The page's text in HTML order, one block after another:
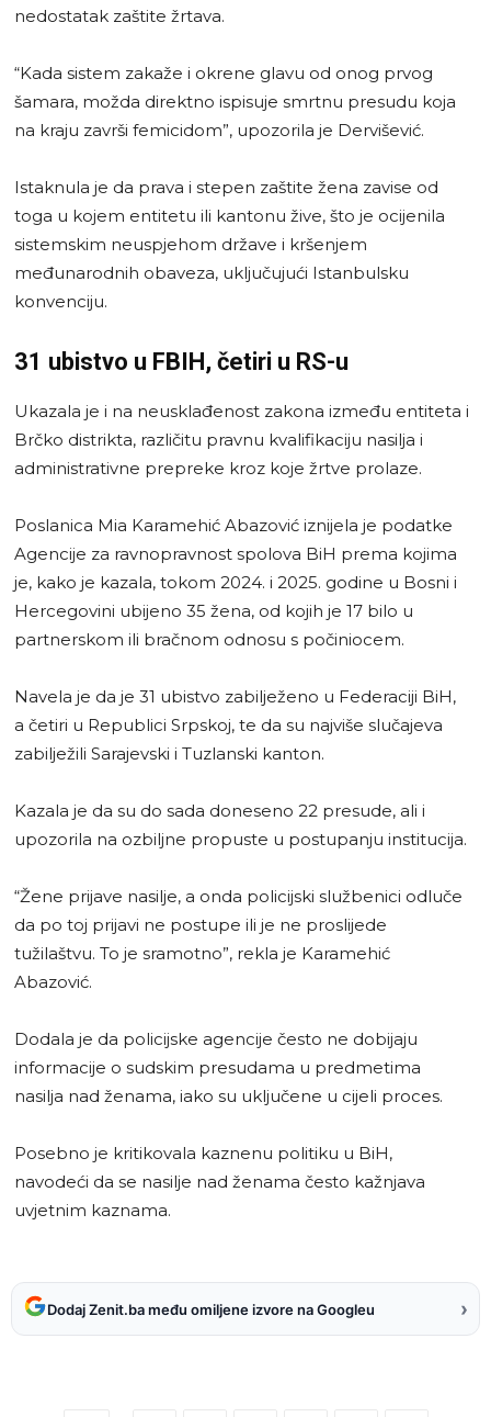
nedostatak zaštite žrtava.
“Kada sistem zakaže i okrene glavu od onog prvog
šamara, možda direktno ispisuje smrtnu presudu koja
na kraju završi femicidom”, upozorila je Dervišević.
Istaknula je da prava i stepen zaštite žena zavise od
toga u kojem entitetu ili kantonu žive, što je ocijenila
sistemskim neuspjehom države i kršenjem
međunarodnih obaveza, uključujući Istanbulsku
konvenciju.
31 ubistvo u FBIH, četiri u RS-u
Ukazala je i na neusklađenost zakona između entiteta i
Brčko distrikta, različitu pravnu kvalifikaciju nasilja i
administrativne prepreke kroz koje žrtve prolaze.
Poslanica Mia Karamehić Abazović iznijela je podatke
Agencije za ravnopravnost spolova BiH prema kojima
je, kako je kazala, tokom 2024. i 2025. godine u Bosni i
Hercegovini ubijeno 35 žena, od kojih je 17 bilo u
partnerskom ili bračnom odnosu s počiniocem.
Navela je da je 31 ubistvo zabilježeno u Federaciji BiH,
a četiri u Republici Srpskoj, te da su najviše slučajeva
zabilježili Sarajevski i Tuzlanski kanton.
Kazala je da su do sada doneseno 22 presude, ali i
upozorila na ozbiljne propuste u postupanju institucija.
“Žene prijave nasilje, a onda policijski službenici odluče
da po toj prijavi ne postupe ili je ne proslijede
tužilaštvu. To je sramotno”, rekla je Karamehić
Abazović.
Dodala je da policijske agencije često ne dobijaju
informacije o sudskim presudama u predmetima
nasilja nad ženama, iako su uključene u cijeli proces.
Posebno je kritikovala kaznenu politiku u BiH,
navodeći da se nasilje nad ženama često kažnjava
uvjetnim kaznama.
Dodaj Zenit.ba među omiljene izvore na Googleu ›